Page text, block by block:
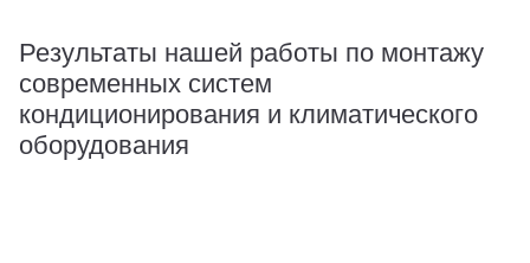
Результаты нашей работы по монтажу
современных систем
кондиционирования и климатического
оборудования